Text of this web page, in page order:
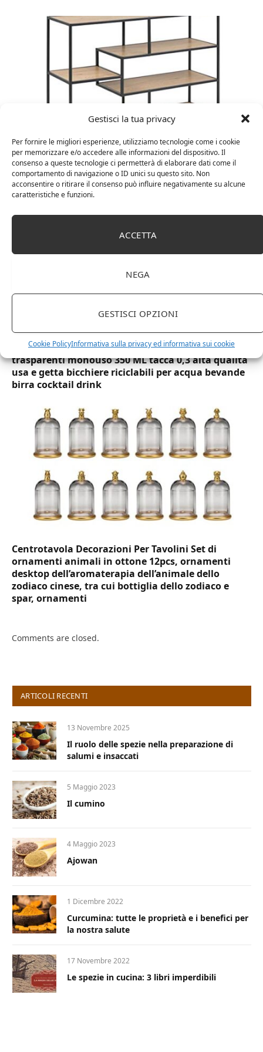
Gestisci la tua privacy
Per fornire le migliori esperienze, utilizziamo tecnologie come i cookie
per memorizzare e/o accedere alle informazioni del dispositivo. Il
consenso a queste tecnologie ci permetterà di elaborare dati come il
comportamento di navigazione o ID unici su questo sito. Non
acconsentire o ritirare il consenso può influire negativamente su alcune
caratteristiche e funzioni.
ACCETTA
NEGA
GESTISCI OPZIONI
Cookie PolicyInformativa sulla privacy ed informativa sui cookie
Amazon Basics Martin – Libreria, 35 x 114 x 78 cm
(Lu x La x A), effetto quercia(In precedenza
marchio Movian)
DOT Horeca Solutions 1000 Bicchieri PET
trasparenti monouso 350 ML tacca 0,3 alta qualità
usa e getta bicchiere riciclabili per acqua bevande
birra cocktail drink
Centrotavola Decorazioni Per Tavolini Set di
ornamenti animali in ottone 12pcs, ornamenti
desktop dell’aromaterapia dell’animale dello
zodiaco cinese, tra cui bottiglia dello zodiaco e
spar, ornamenti
Comments are closed.
ARTICOLI RECENTI
13 Novembre 2025
Il ruolo delle spezie nella preparazione di
salumi e insaccati
5 Maggio 2023
Il cumino
4 Maggio 2023
Ajowan
1 Dicembre 2022
Curcumina: tutte le proprietà e i benefici per
la nostra salute
17 Novembre 2022
Le spezie in cucina: 3 libri imperdibili